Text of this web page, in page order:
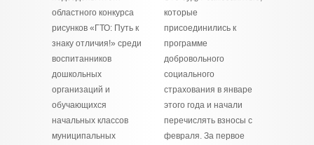
областного конкурса
рисунков «ГТО: Путь к
знаку отличия!» среди
воспитанников
дошкольных
организаций и
обучающихся
начальных классов
муниципальных
которые
присоединились к
программе
добровольного
социального
страхования в январе
этого года и начали
перечислять взносы с
февраля. За первое